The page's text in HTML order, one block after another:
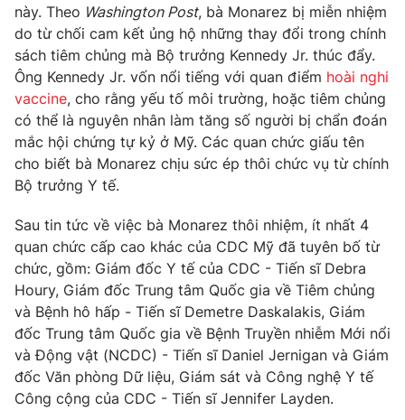
này. Theo Washington Post, bà Monarez bị miễn nhiệm
do từ chối cam kết ủng hộ những thay đổi trong chính
sách tiêm chủng mà Bộ trưởng Kennedy Jr. thúc đẩy.
Ông Kennedy Jr. vốn nổi tiếng với quan điểm hoài nghi
vaccine, cho rằng yếu tố môi trường, hoặc tiêm chủng
có thể là nguyên nhân làm tăng số người bị chẩn đoán
mắc hội chứng tự kỷ ở Mỹ. Các quan chức giấu tên
cho biết bà Monarez chịu sức ép thôi chức vụ từ chính
Bộ trưởng Y tế.
Sau tin tức về việc bà Monarez thôi nhiệm, ít nhất 4
quan chức cấp cao khác của CDC Mỹ đã tuyên bố từ
chức, gồm: Giám đốc Y tế của CDC - Tiến sĩ Debra
Houry, Giám đốc Trung tâm Quốc gia về Tiêm chủng
và Bệnh hô hấp - Tiến sĩ Demetre Daskalakis, Giám
đốc Trung tâm Quốc gia về Bệnh Truyền nhiễm Mới nổi
và Động vật (NCDC) - Tiến sĩ Daniel Jernigan và Giám
đốc Văn phòng Dữ liệu, Giám sát và Công nghệ Y tế
Công cộng của CDC - Tiến sĩ Jennifer Layden.